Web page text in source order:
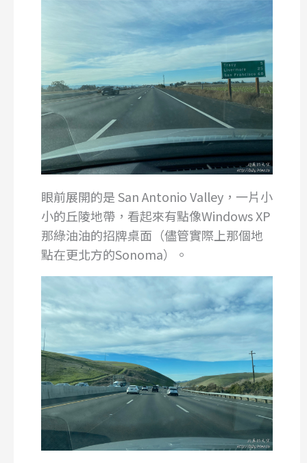
眼前展開的是 San Antonio Valley，一片小
小的丘陵地帶，看起來有點像Windows XP
那綠油油的招牌桌面（儘管實際上那個地
點在更北方的Sonoma）。